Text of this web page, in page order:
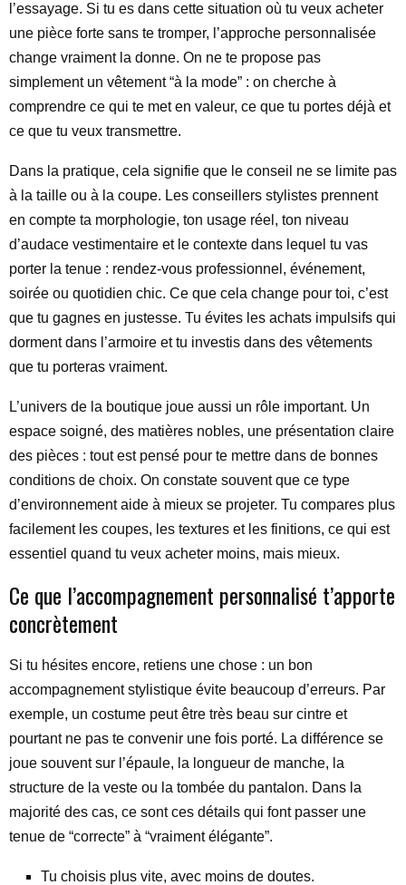
l’essayage. Si tu es dans cette situation où tu veux acheter
une pièce forte sans te tromper, l’approche personnalisée
change vraiment la donne. On ne te propose pas
simplement un vêtement “à la mode” : on cherche à
comprendre ce qui te met en valeur, ce que tu portes déjà et
ce que tu veux transmettre.
Dans la pratique, cela signifie que le conseil ne se limite pas
à la taille ou à la coupe. Les conseillers stylistes prennent
en compte ta morphologie, ton usage réel, ton niveau
d’audace vestimentaire et le contexte dans lequel tu vas
porter la tenue : rendez-vous professionnel, événement,
soirée ou quotidien chic. Ce que cela change pour toi, c’est
que tu gagnes en justesse. Tu évites les achats impulsifs qui
dorment dans l’armoire et tu investis dans des vêtements
que tu porteras vraiment.
L’univers de la boutique joue aussi un rôle important. Un
espace soigné, des matières nobles, une présentation claire
des pièces : tout est pensé pour te mettre dans de bonnes
conditions de choix. On constate souvent que ce type
d’environnement aide à mieux se projeter. Tu compares plus
facilement les coupes, les textures et les finitions, ce qui est
essentiel quand tu veux acheter moins, mais mieux.
Ce que l’accompagnement personnalisé t’apporte
concrètement
Si tu hésites encore, retiens une chose : un bon
accompagnement stylistique évite beaucoup d’erreurs. Par
exemple, un costume peut être très beau sur cintre et
pourtant ne pas te convenir une fois porté. La différence se
joue souvent sur l’épaule, la longueur de manche, la
structure de la veste ou la tombée du pantalon. Dans la
majorité des cas, ce sont ces détails qui font passer une
tenue de “correcte” à “vraiment élégante”.
Tu choisis plus vite, avec moins de doutes.